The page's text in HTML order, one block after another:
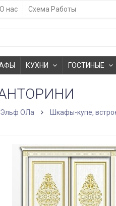
О нас Схема Работы
КУХНИ ГОСТИНЫЕ
Эльф ОЛа Шкафы-купе,